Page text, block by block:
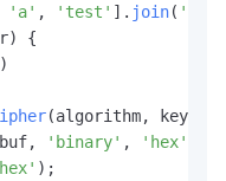
'a' , 'test' ]. join( ' '
) {
(algorithm, key);
'binary' , 'hex'
);